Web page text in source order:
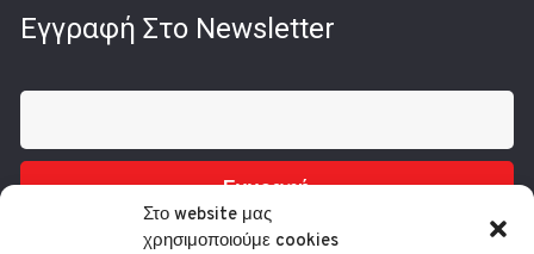
Στο website μας
χρησιμοποιούμε cookies
Εγγραφή Στο Newsletter
Εγγραφή